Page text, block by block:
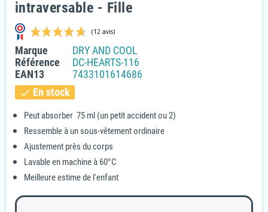
intraversable - Fille
(12 avis)
Marque
DRY AND COOL
Référence
DC-HEARTS-116
EAN13
7433101614686
check En stock
Peut absorber 75 ml (un petit accident ou 2)
Ressemble à un sous-vêtement ordinaire
Ajustement près du corps
Lavable en machine à 60°C
Meilleure estime de l'enfant